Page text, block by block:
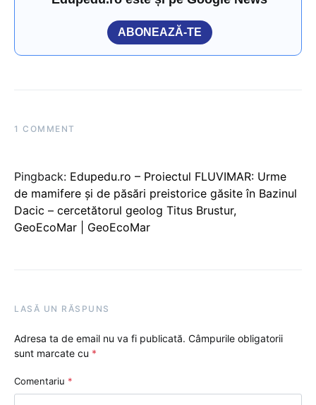
ABONEAZĂ-TE
1 COMMENT
Pingback: Edupedu.ro – Proiectul FLUVIMAR: Urme
de mamifere și de păsări preistorice găsite în Bazinul
Dacic – cercetătorul geolog Titus Brustur,
GeoEcoMar | GeoEcoMar
LASĂ UN RĂSPUNS
Adresa ta de email nu va fi publicată. Câmpurile obligatorii
sunt marcate cu *
Comentariu *